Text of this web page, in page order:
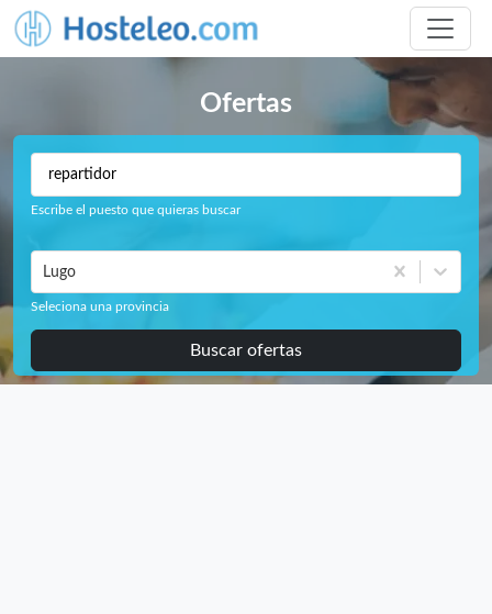
Ofertas
Escribe el puesto que quieras buscar
Lugo
Seleciona una provincia
Buscar ofertas